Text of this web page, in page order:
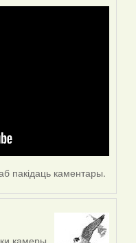
пакідаць каментары.